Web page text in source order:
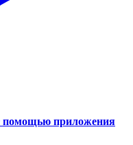
помощью приложения